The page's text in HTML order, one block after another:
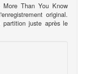
Than You Know
original.
juste après le